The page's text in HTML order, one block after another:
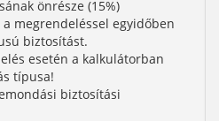
önrésze (15%)
megrendeléssel egyidőben
biztosítást.
esetén a kalkulátorban
típusa!
biztosítási